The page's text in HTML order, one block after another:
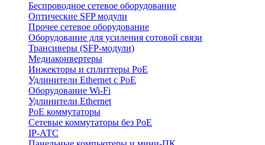
Беспроводное сетевое оборудование
Оптические SFP модули
Прочее сетевое оборудование
Оборудование для усиления сотовой связи
Трансиверы (SFP-модули)
Медиаконвертеры
Инжекторы и сплиттеры PoE
Удлинители Ethernet с PoE
Оборудование Wi-Fi
Удлинители Ethernet
PoE коммутаторы
Сетевые коммутаторы без PoE
IP-АТС